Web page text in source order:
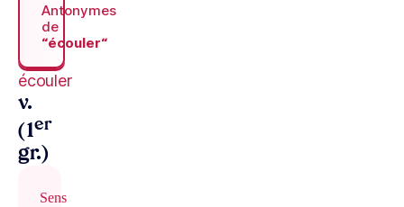
Antonymes
de
“écouler“
écouler
v.
(1er
gr.)
Sens